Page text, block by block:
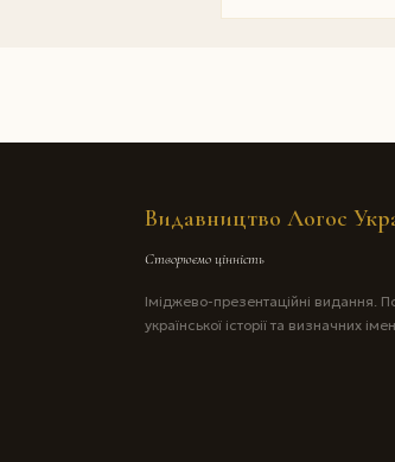
Видавництво Логос
Створюємо цінність
Іміджево-презентаційні видання.
української історії та визначних